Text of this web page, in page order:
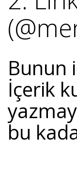
Bunun
İçerik
bu